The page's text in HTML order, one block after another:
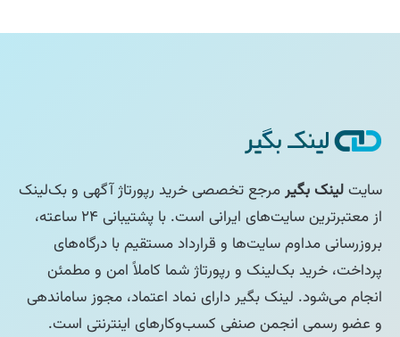
سایتلینک بگیرمرجع تخصصی خرید رپورتاژ آگهی و بک‌لینک
از معتبرترین سایت‌های ایرانی است. با پشتیبانی ۲۴ ساعته،
بروزرسانی مداوم سایت‌ها و قرارداد مستقیم با درگاه‌های
پرداخت، خرید بک‌لینک و رپورتاژ شما کاملاً امن و مطمئن
انجام می‌شود. لینک بگیر دارای نماد اعتماد، مجوز ساماندهی
و عضو رسمی انجمن صنفی کسب‌وکارهای اینترنتی است.